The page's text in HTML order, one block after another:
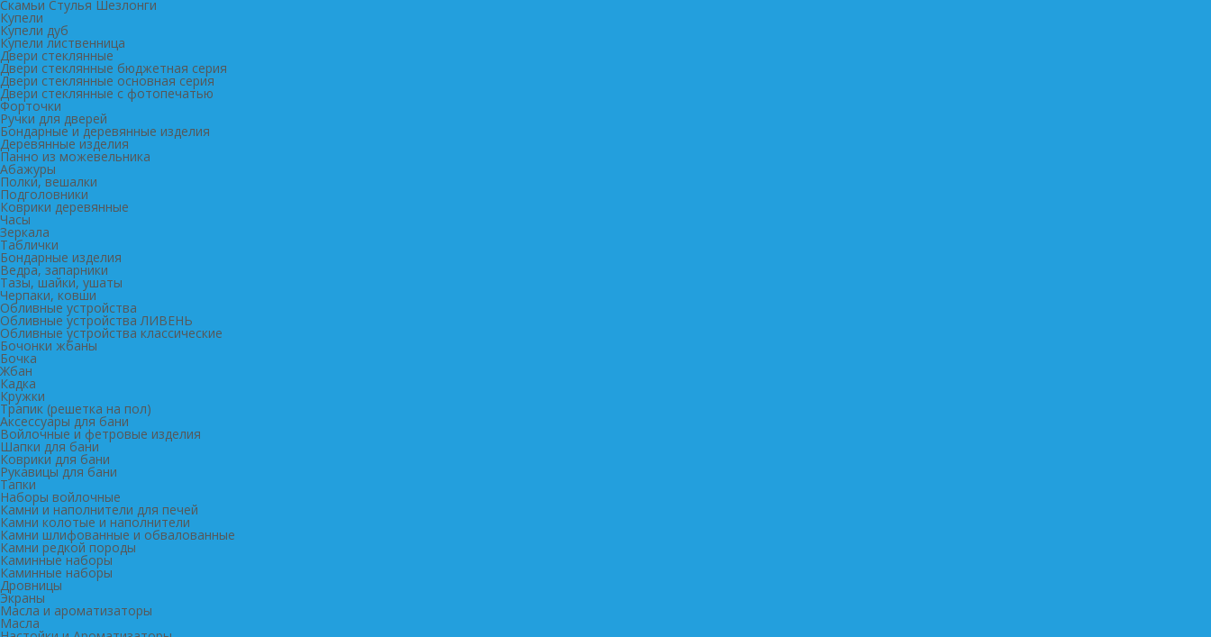
Скамьи Стулья Шезлонги
Купели
Купели дуб
Купели лиственница
Двери стеклянные
Двери стеклянные бюджетная серия
Двери стеклянные основная серия
Двери стеклянные с фотопечатью
Форточки
Ручки для дверей
Бондарные и деревянные изделия
Деревянные изделия
Панно из можевельника
Абажуры
Полки, вешалки
Подголовники
Коврики деревянные
Часы
Зеркала
Таблички
Бондарные изделия
Ведра, запарники
Тазы, шайки, ушаты
Черпаки, ковши
Обливные устройства
Обливные устройства ЛИВЕНЬ
Обливные устройства классические
Бочонки жбаны
Бочка
Жбан
Кадка
Кружки
Трапик (решетка на пол)
Аксессуары для бани
Войлочные и фетровые изделия
Шапки для бани
Коврики для бани
Рукавицы для бани
Тапки
Наборы войлочные
Камни и наполнители для печей
Камни колотые и наполнители
Камни шлифованные и обвалованные
Камни редкой породы
Каминные наборы
Каминные наборы
Дровницы
Экраны
Масла и ароматизаторы
Масла